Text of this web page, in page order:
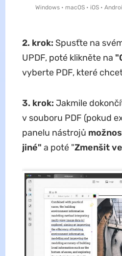
Windows • macOS • iOS •
2. krok: Spusťte na
UPDF, poté klikněte na
vyberte PDF, které
3. krok: Jakmile
v souboru PDF (pokud
panelu nástrojů
jiné" a poté "Zmenšit